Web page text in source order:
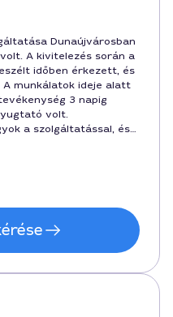
Dunaújvárosban
A kivitelezés során a
időben érkezett, és
A munkálatok ideje alatt
3 napig
volt.
a szolgáltatással, és